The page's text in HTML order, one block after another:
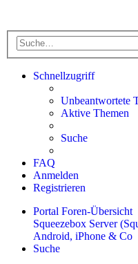
Schnellzugriff
Unbeantwortete
Aktive Themen
Suche
FAQ
Anmelden
Registrieren
Portal Foren-Übersicht
Squeezebox Server
Android, iPhone & Co
Suche